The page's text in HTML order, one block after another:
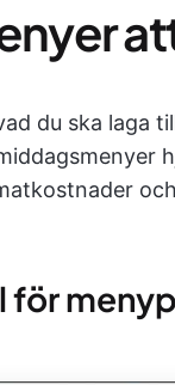
du ska laga
för